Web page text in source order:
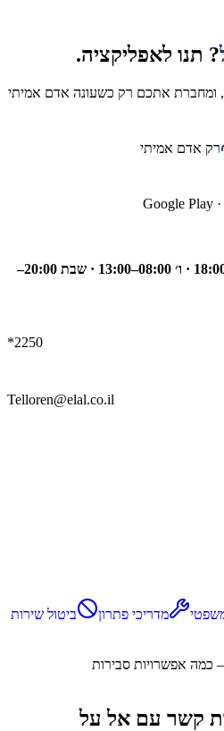
? תנו לאפליקציה.
ומחברת אתכם רק כשעונה אדם אמיתי
רק אדם אמיתי
·
Google Play
א׳–ה׳ 09:00–18:00 · ו׳ 08:00–13:00 · שבת 20:00–
*2250
Telloren@elal.co.il
מדריכי פתרון
ביטול שירות
כמה אפשרויות סבירות
קשר עם אל על